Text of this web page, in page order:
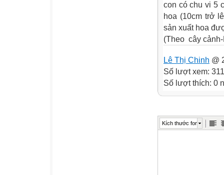
con có chu vi 5
hoa (10cm trở
sản xuất hoa
(Theo cây
Lê Thị Chinh @
Số lượt xem:
Số lượt thích: 0
Kích thước font